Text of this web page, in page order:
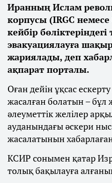
Иранның Ислам
корпусы (IRGC
кейбір
эвакуациялауға
жариялады, деп
ақпарат порталы.
Оған дейін ұқсас
жасалған болатын –
әлеуметтік желілер
ауданындағы әскери
жасалатынын
КСИР сонымен қатар
толық бақылауға